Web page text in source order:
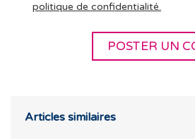
politique de confidentialité.
Articles similaires